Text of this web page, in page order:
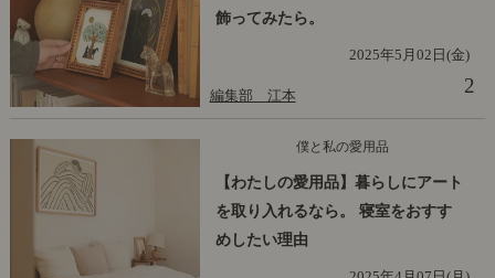
飾ってみたら。
2025年5月02日(金)
編集部 江本 2
僕と私の愛用品
【わたしの愛用品】暮らしにアート
を取り入れるなら。 寝室をおすす
めしたい理由